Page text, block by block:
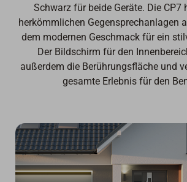
Schwarz für beide Geräte. Die CP7
herkömmlichen Gegensprechanlagen
dem modernen Geschmack für ein
Der Bildschirm für den
außerdem die Berührungsfläche und
gesamte Erlebnis für den